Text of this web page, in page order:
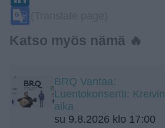
Katso myös nämä 🔥
BRQ Vantaa:
Luentokonsertti: Kreivin
aika
su 9.8.2026 klo 17:00